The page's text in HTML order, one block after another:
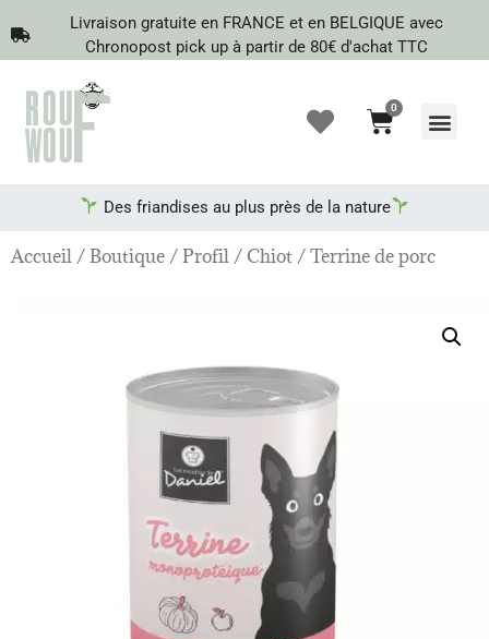
Livraison gratuite en FRANCE et en BELGIQUE avec
Chronopost pick up à partir de 80€ d'achat TTC
0
Des friandises au plus près de la nature
Accueil /Boutique /Profil / Chiot / Terrine de porc